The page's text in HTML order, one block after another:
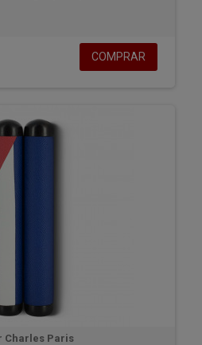
COMPRAR
Charles Paris